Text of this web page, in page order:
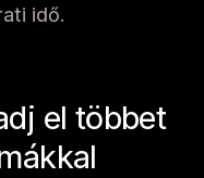
idő.
el többet